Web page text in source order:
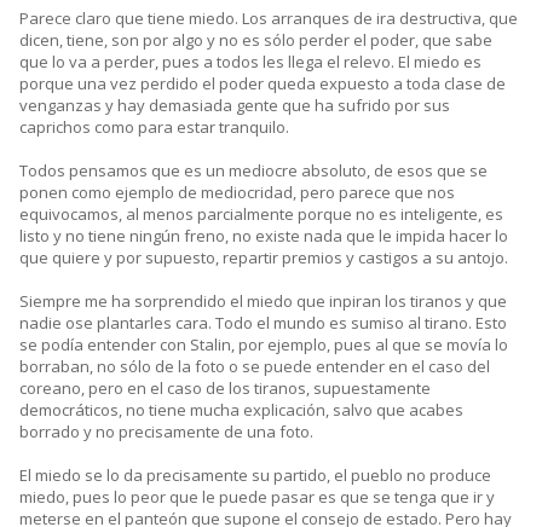
Parece claro que tiene miedo. Los arranques de ira destructiva, que
dicen, tiene, son por algo y no es sólo perder el poder, que sabe
que lo va a perder, pues a todos les llega el relevo. El miedo es
porque una vez perdido el poder queda expuesto a toda clase de
venganzas y hay demasiada gente que ha sufrido por sus
caprichos como para estar tranquilo.
Todos pensamos que es un mediocre absoluto, de esos que se
ponen como ejemplo de mediocridad, pero parece que nos
equivocamos, al menos parcialmente porque no es inteligente, es
listo y no tiene ningún freno, no existe nada que le impida hacer lo
que quiere y por supuesto, repartir premios y castigos a su antojo.
Siempre me ha sorprendido el miedo que inpiran los tiranos y que
nadie ose plantarles cara. Todo el mundo es sumiso al tirano. Esto
se podía entender con Stalin, por ejemplo, pues al que se movía lo
borraban, no sólo de la foto o se puede entender en el caso del
coreano, pero en el caso de los tiranos, supuestamente
democráticos, no tiene mucha explicación, salvo que acabes
borrado y no precisamente de una foto.
El miedo se lo da precisamente su partido, el pueblo no produce
miedo, pues lo peor que le puede pasar es que se tenga que ir y
meterse en el panteón que supone el consejo de estado. Pero hay